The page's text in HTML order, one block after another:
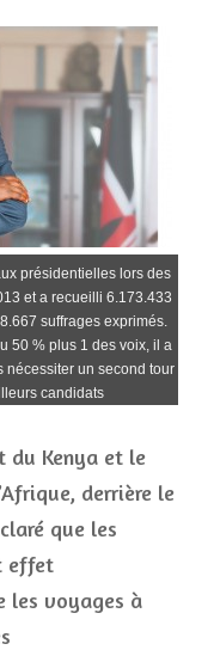
présidentielles lors des
et a recueilli 6.173.433
suffrages exprimés.
50 % plus 1 des voix, il a
nécessiter un second tour
candidats
du Kenya et le
derrière le
que les
effet
les voyages à